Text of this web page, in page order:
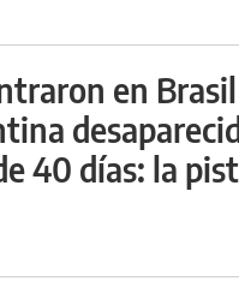
en
40 días: la